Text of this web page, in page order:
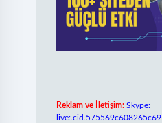
Reklam ve İletişim: Skype:
live:.cid.575569c608265c69